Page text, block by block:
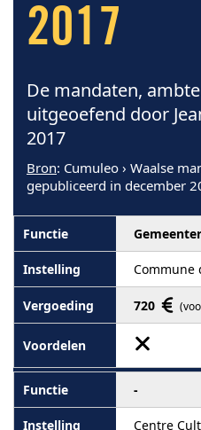
2017
De mandaten,
uitgeoefend door
2017
Bron: Cumuleo › Waalse
gepubliceerd in december
Commune
720
-
Centre